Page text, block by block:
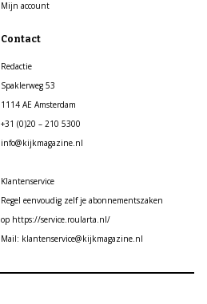
Mijn account
Contact
Redactie
Spaklerweg 53
1114 AE Amsterdam
+31 (0)20 – 210 5300
info@kijkmagazine.nl
Klantenservice
Regel eenvoudig zelf je abonnementszaken
op https://service.roularta.nl/
Mail: klantenservice@kijkmagazine.nl